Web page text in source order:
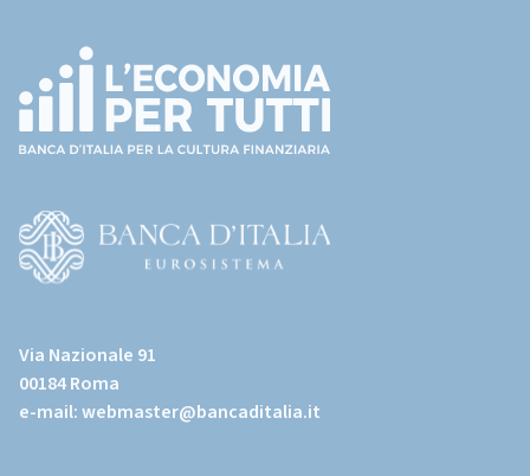
page)
sito
istituzionale
della
Via Nazionale 91
00184 Roma
e-mail:webmaster@bancaditalia.it